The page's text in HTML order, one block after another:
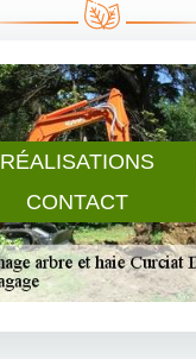
RÉALISATIONS
CONTACT